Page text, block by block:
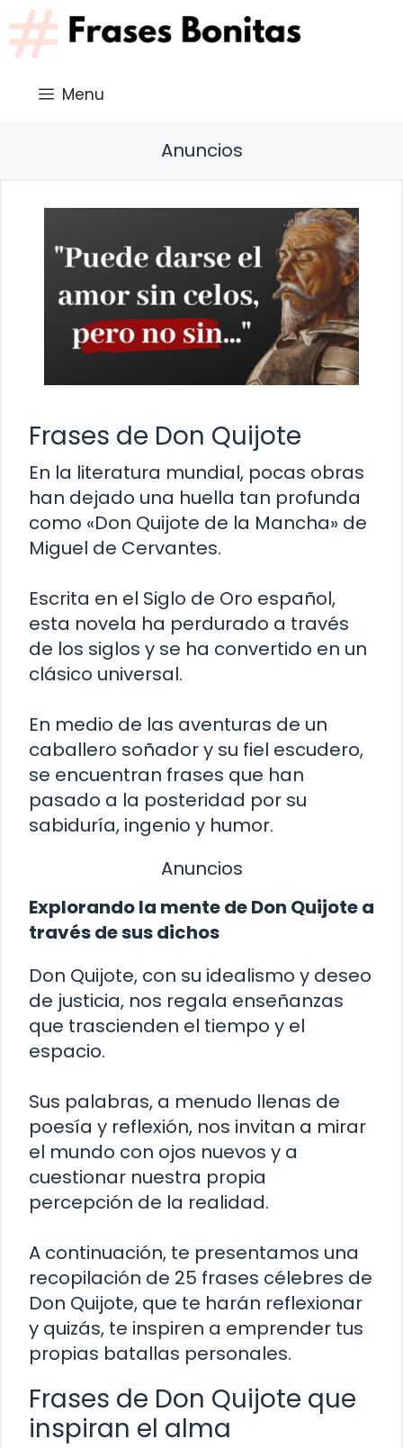
Saltar
al
contenido
Menu
Anuncios
Frases de Don Quijote
En la literatura mundial, pocas obras
han dejado una huella tan profunda
como «Don Quijote de la Mancha» de
Miguel de Cervantes.
Escrita en el Siglo de Oro español,
esta novela ha perdurado a través
de los siglos y se ha convertido en un
clásico universal.
En medio de las aventuras de un
caballero soñador y su fiel escudero,
se encuentran frases que han
pasado a la posteridad por su
sabiduría, ingenio y humor.
Anuncios
Explorando la mente de Don Quijote a
través de sus dichos
Don Quijote, con su idealismo y deseo
de justicia, nos regala enseñanzas
que trascienden el tiempo y el
espacio.
Sus palabras, a menudo llenas de
poesía y reflexión, nos invitan a mirar
el mundo con ojos nuevos y a
cuestionar nuestra propia
percepción de la realidad.
A continuación, te presentamos una
recopilación de 25 frases célebres de
Don Quijote, que te harán reflexionar
y quizás, te inspiren a emprender tus
propias batallas personales.
Frases de Don Quijote que
inspiran el alma